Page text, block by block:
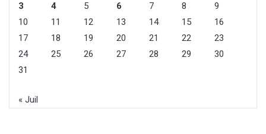
3
4 5 6 7 8
9
10
11 12 13 14 15
16
17
18 19 20 21 22
23
24
25 26 27 28 29
30
31
« Juil